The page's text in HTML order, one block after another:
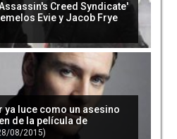
Creed Syndicate'
Evie y Jacob Frye
ya luce como un asesino
de la película de
08/2015)